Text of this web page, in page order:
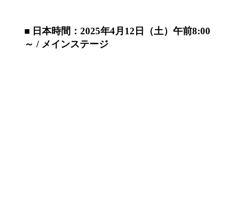
■ 日本時間：2025年4月12日（土）午前8:00
～ / メインステージ